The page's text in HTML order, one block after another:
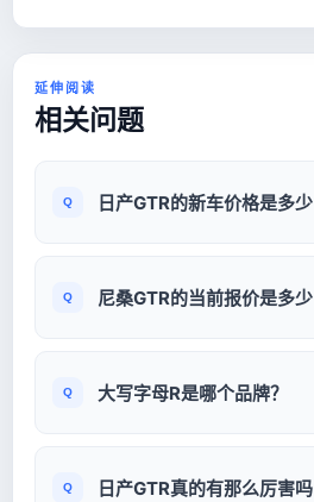
延伸阅读
相关问题
日产GTR的新车价格是多少
尼桑GTR的当前报价是多少
大写字母R是哪个品牌？
日产GTR真的有那么厉害吗